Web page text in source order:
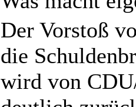
Der Vorstoß
die
wird von